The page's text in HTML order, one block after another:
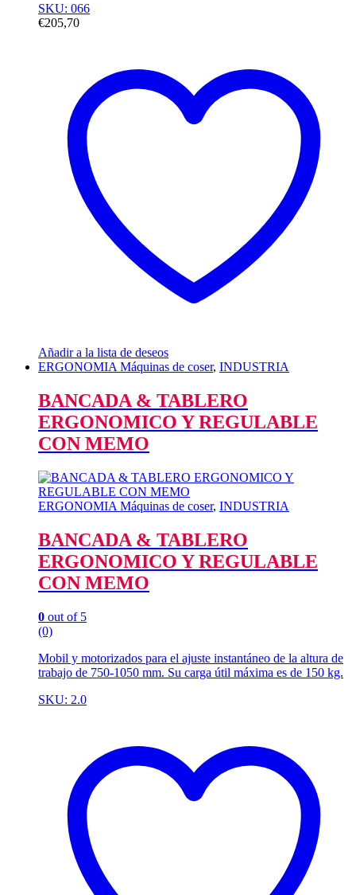
SKU: 066
€205,70
Añadir a la lista de deseos
ERGONOMIA Máquinas de coser, INDUSTRIA
BANCADA & TABLERO
ERGONOMICO Y REGULABLE
CON MEMO
ERGONOMIA Máquinas de coser, INDUSTRIA
BANCADA & TABLERO
ERGONOMICO Y REGULABLE
CON MEMO
0 out of 5
(0)
Mobil y motorizados para el ajuste instantáneo de la altura de
trabajo de 750-1050 mm. Su carga útil máxima es de 150 kg.
SKU: 2.0